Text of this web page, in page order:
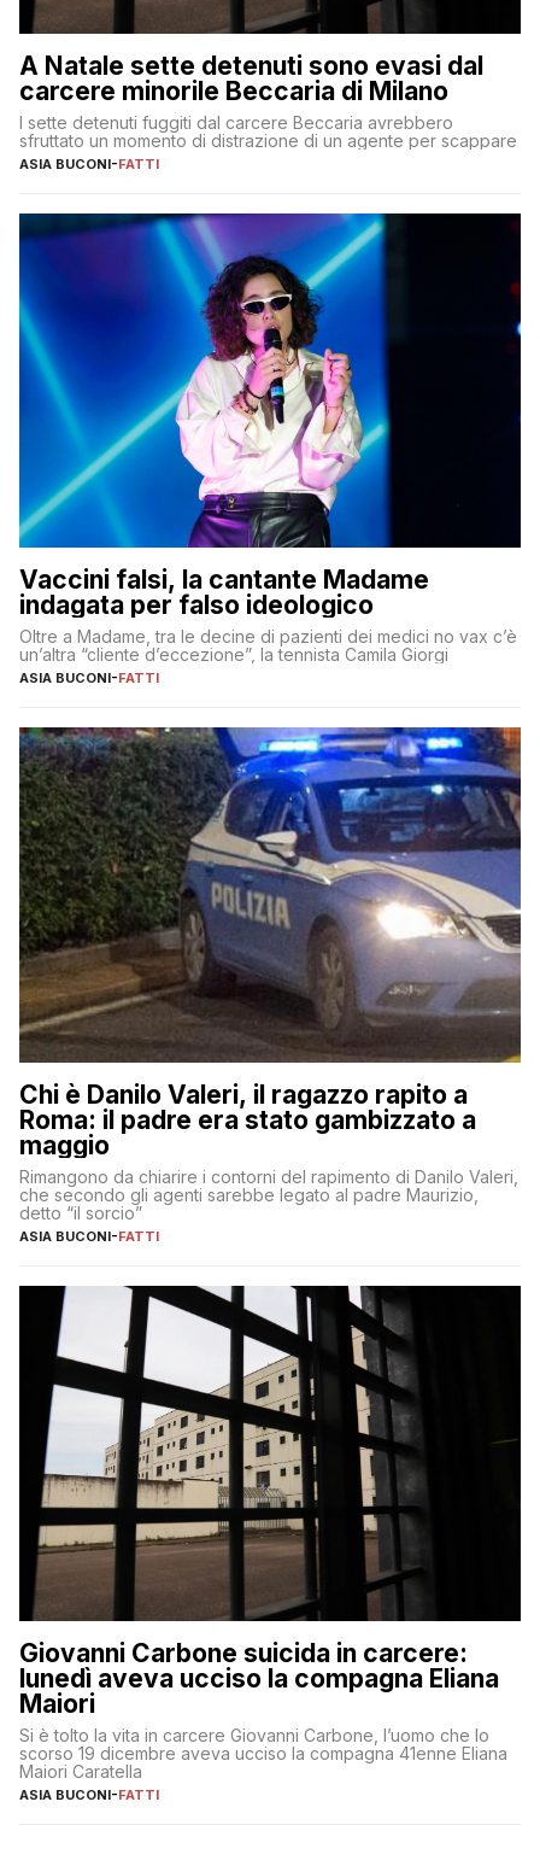
A Natale sette detenuti sono evasi dal
carcere minorile Beccaria di Milano
I sette detenuti fuggiti dal carcere Beccaria avrebbero
sfruttato un momento di distrazione di un agente per scappare
ASIA BUCONI-FATTI
Vaccini falsi, la cantante Madame
indagata per falso ideologico
Oltre a Madame, tra le decine di pazienti dei medici no vax c’è
un’altra “cliente d’eccezione”, la tennista Camila Giorgi
ASIA BUCONI-FATTI
Chi è Danilo Valeri, il ragazzo rapito a
Roma: il padre era stato gambizzato a
maggio
Rimangono da chiarire i contorni del rapimento di Danilo Valeri,
che secondo gli agenti sarebbe legato al padre Maurizio,
detto “il sorcio”
ASIA BUCONI-FATTI
Giovanni Carbone suicida in carcere:
lunedì aveva ucciso la compagna Eliana
Maiori
Si è tolto la vita in carcere Giovanni Carbone, l’uomo che lo
scorso 19 dicembre aveva ucciso la compagna 41enne Eliana
Maiori Caratella
ASIA BUCONI-FATTI